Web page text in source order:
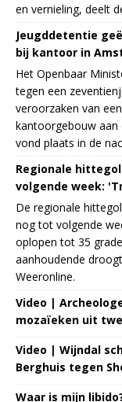
en vernieling, deelt
Jeugddetentie
bij kantoor in
Het Openbaar
tegen een
veroorzaken van
kantoorgebouw aan
vond plaats in de
Regionale
volgende week:
De regionale
nog tot volgende
oplopen tot 35
aanhoudende
Weeronline.
Video |
mozaïeken uit
Video | Wijndal
Berghuis tegen
Waar is mijn